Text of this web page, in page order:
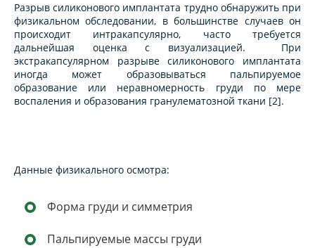
Разрыв силиконового имплантата трудно обнаружить при
физикальном обследовании, в большинстве случаев он
происходит интракапсулярно, часто требуется
дальнейшая оценка с визуализацией. При
экстракапсулярном разрыве силиконового имплантата
иногда может образовываться пальпируемое
образование или неравномерность груди по мере
воспаления и образования гранулематозной ткани [2].
Данные физикального осмотра:
Форма груди и симметрия
Пальпируемые массы груди